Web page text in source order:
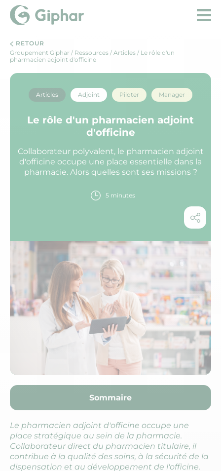
RETOUR
Groupement Giphar / Ressources / Articles / Le rôle d'un
pharmacien adjoint d'officine
Articles Adjoint Piloter Manager
Le rôle d'un pharmacien adjoint
d'officine
Collaborateur polyvalent, le pharmacien adjoint
d'officine occupe une place essentielle dans la
pharmacie. Alors quelles sont ses missions ?
5 minutes
Sommaire
Le pharmacien adjoint d'officine occupe une
place stratégique au sein de la pharmacie.
Collaborateur direct du pharmacien titulaire, il
contribue à la qualité des soins, à la sécurité de la
dispensation et au développement de l'officine.